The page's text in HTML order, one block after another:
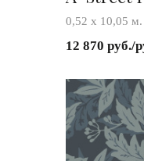
0,52 х 10,05 м.
12 870 руб./